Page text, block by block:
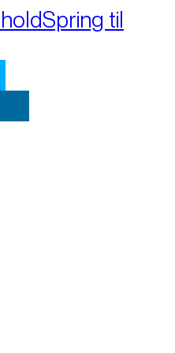
Spring til